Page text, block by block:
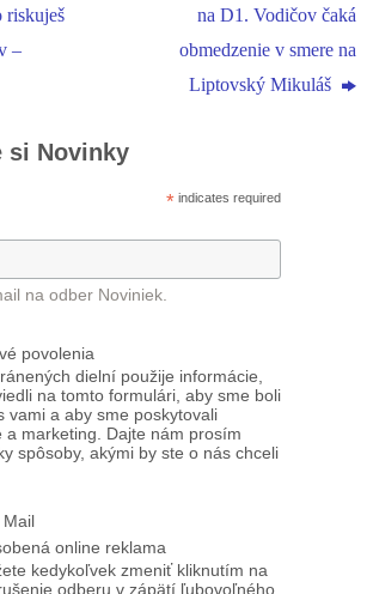
riskuješ
–
na D1. Vodičov čaká
obmedzenie v smere na
Liptovský Mikuláš
si Novinky
* indicates required
na odber Noviniek.
povolenia
dielní použije informácie,
na tomto formulári, aby sme boli
vami a aby sme poskytovali
a marketing. Dajte nám prosím
spôsoby, akými by ste o nás chceli
Mail
online reklama
kedykoľvek zmeniť kliknutím na
odberu v zápätí ľubovoľného